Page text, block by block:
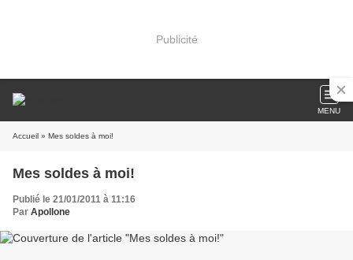
Publicité
MENU
Accueil » Mes soldes à moi!
Mes soldes à moi!
Publié le 21/01/2011 à 11:16
Par Apollone